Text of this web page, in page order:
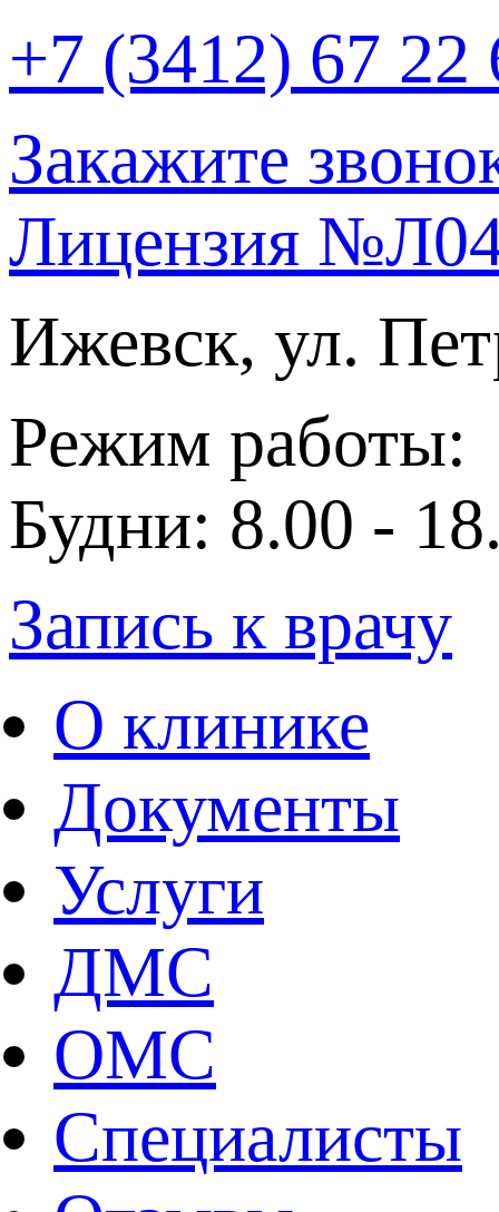
+7 (3412) 67 22
Закажите
Лицензия
Ижевск, ул.
Режим работы:
Будни: 8.00 -
Запись к врачу
О клинике
Документы
Услуги
ДМС
ОМС
Специалисты